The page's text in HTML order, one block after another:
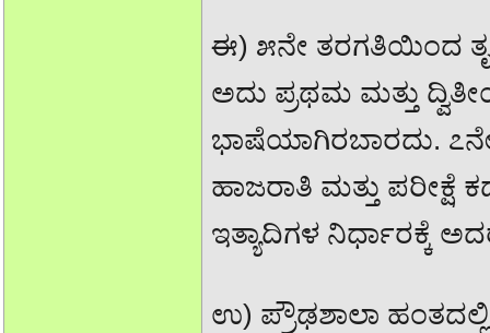
ಈ) ೫ನೇ ತರಗತಿಯಿಂದ
ಅದು ಪ್ರಥಮ ಮತ್ತು
ಭಾಷೆಯಾಗಿರಬಾರದು.
ಹಾಜರಾತಿ ಮತ್ತು ಪರೀಕ್ಷೆ
ಇತ್ಯಾದಿಗಳ ನಿರ್ಧಾರಕ್ಕೆ
ಉ) ಪ್ರೌಢಶಾಲಾ